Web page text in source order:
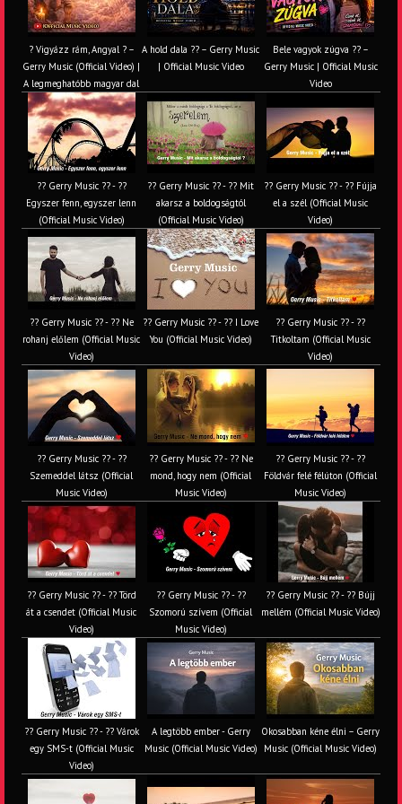
? Vigyázz rám, Angyal ? –
Gerry Music (Official Video) |
A legmeghatóbb magyar dal
A hold dala ?? – Gerry Music
| Official Music Video
Bele vagyok zúgva ?? –
Gerry Music | Official Music
Video
?? Gerry Music ?? - ??
Egyszer fenn, egyszer lenn
(Official Music Video)
?? Gerry Music ?? - ?? Mit
akarsz a boldogságtól
(Official Music Video)
?? Gerry Music ?? - ?? Fújja
el a szél (Official Music
Video)
?? Gerry Music ?? - ?? Ne
rohanj előlem (Official Music
Video)
?? Gerry Music ?? - ?? I Love
You (Official Music Video)
?? Gerry Music ?? - ??
Titkoltam (Official Music
Video)
?? Gerry Music ?? - ??
Szemeddel látsz (Official
Music Video)
?? Gerry Music ?? - ?? Ne
mond, hogy nem (Official
Music Video)
?? Gerry Music ?? - ??
Földvár felé félúton (Official
Music Video)
?? Gerry Music ?? - ?? Törd
át a csendet (Official Music
Video)
?? Gerry Music ?? - ??
Szomorú szívem (Official
Music Video)
?? Gerry Music ?? - ?? Bújj
mellém (Official Music Video)
?? Gerry Music ?? - ?? Várok
egy SMS-t (Official Music
Video)
A legtöbb ember - Gerry
Music (Official Music Video)
Okosabban kéne élni – Gerry
Music (Official Music Video)